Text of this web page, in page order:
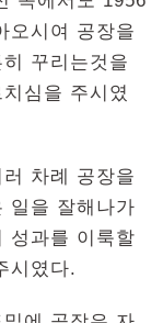
오시여 공장을
꾸리는것을
심을 주시였
차례 공장을
일을 잘해나가
성과를 이룩할
시였다.